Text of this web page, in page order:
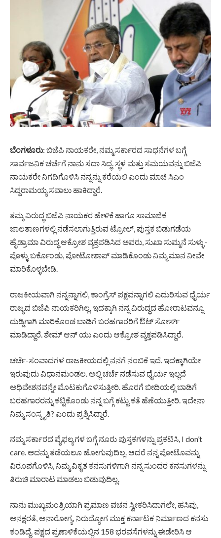
ಬೆಂಗಳೂರು: ಬಿಜೆಪಿ ನಾಯಕರೇ, ನಮ್ಮ ಸರ್ಕಾರದ ಸಾಧನೆಗಳ ಬಗ್ಗೆ
ಸಾರ್ವಜನಿಕ ಚರ್ಚೆಗೆ ನಾನು ಸದಾ ಸಿದ್ಧ. ಸ್ಥಳ ಮತ್ತು ಸಮಯವನ್ನು ಬಿಜೆಪಿ
ನಾಯಕರೇ ನಿಗದಿಗೊಳಿಸಿ ನನ್ನನ್ನು ಕರೆಯಲಿ ಎಂದು ಮಾಜಿ ಸಿಎಂ
ಸಿದ್ದರಾಮಯ್ಯ ಸವಾಲು ಹಾಕಿದ್ದಾರೆ.
ತಮ್ಮ ವಿರುದ್ಧ ಬಿಜೆಪಿ ನಾಯಕರ ಹೇಳಿಕೆ ಹಾಗೂ ಸಾಮಾಜಿಕ
ಜಾಲತಾಣಗಳಲ್ಲಿ ನಡೆಸಲಾಗುತ್ತಿರುವ ಟ್ರೋಲ್, ಪುಸ್ತಕ ಬಿಡುಗಡೆಯ
ಹೈಡ್ರಾಮಾ ವಿರುದ್ಧ ಆಕ್ರೋಶ ವ್ಯಕ್ತಪಡಿಸಿದ ಅವರು, ಸುಖಾ ಸುಮ್ಮನೆ ಸುಳ್ಳು-
ಪೊಳ್ಳು ಬರ್ಕೊಂಡು, ಪೋಟೋಶಾಪ್ ಮಾಡಿಕೊಂಡು ನಿಮ್ಮ ಮಾನ ನೀವೇ
ಮಾರಿಕೊಳ್ಳಬೇಡಿ.
ರಾಜಕೀಯವಾಗಿ ನನ್ನನ್ನಾಗಲಿ, ಕಾಂಗ್ರೆಸ್ ಪಕ್ಷವನ್ನಾಗಲಿ ಎದುರಿಸುವ ಧೈರ್ಯ
ರಾಜ್ಯದ ಬಿಜೆಪಿ ನಾಯಕರಿಗಿಲ್ಲ. ಇದಕ್ಕಾಗಿ ನನ್ನ ವಿರುದ್ಧದ ಹೋರಾಟವನ್ನೂ
ದುಡ್ಡಿಗಾಗಿ ಮಾರಿಕೊಂಡ ಬಾಡಿಗೆ ಬರಹಗಾರರಿಗೆ ಔಟ್ ಸೋರ್ಸ್
ಮಾಡಿದ್ದಾರೆ. ಶೇಮ್ ಆನ್ ಯು ಎಂದು ಆಕ್ರೋಶ ವ್ಯಕ್ತಪಡಿಸಿದ್ದಾರೆ.
ಚರ್ಚೆ-ಸಂವಾದಗಳ ರಾಜಕೀಯದಲ್ಲಿ ನನಗೆ ನಂಬಿಕೆ ಇದೆ. ಇದಕ್ಕಾಗಿಯೇ
ಇರುವುದು ವಿಧಾನಮಂಡಲ. ಅಲ್ಲಿ ಚರ್ಚೆ ನಡೆಸುವ ಧೈರ್ಯ ಇಲ್ಲದೆ
ಅಧಿವೇಶನವನ್ನೇ ಮೊಟಕುಗೊಳಿಸುತ್ತೀರಿ. ಹೊರಗೆ ಬೀದಿಯಲ್ಲಿ ಬಾಡಿಗೆ
ಬರಹಗಾರರನ್ನು ಕಟ್ಟಿಕೊಂಡು ನನ್ನ ಬಗ್ಗೆ ಕಟ್ಟು ಕತೆ ಹೆಣೆಯುತ್ತೀರಿ. ಇದೇನಾ
ನಿಮ್ಮ ಸಂಸ್ಕೃತಿ? ಎಂದು ಪ್ರಶ್ನಿಸಿದ್ದಾರೆ.
ನಮ್ಮ ಸರ್ಕಾರದ ವೈಫಲ್ಯಗಳ ಬಗ್ಗೆ ನೂರು ಪುಸ್ತಕಗಳನ್ನು ಪ್ರಕಟಿಸಿ, I don’t
care. ಅದನ್ನು ತಡೆಯಲೂ ಹೋಗುವುದಿಲ್ಲ. ಆದರೆ ನನ್ನ ಪೋಟೊವನ್ನು
ವಿರೂಪಗೊಳಿಸಿ, ನಿಮ್ಮ ವಿಕೃತ ಕನಸುಗಳಿಗಾಗಿ ನನ್ನ ಸುಂದರ ಕನಸುಗಳನ್ನು
ತಿರುಚಿ ಮಾರಾಟ ಮಾಡಲು ಬಿಡುವುದಿಲ್ಲ.
ನಾನು ಮುಖ್ಯಮಂತ್ರಿಯಾಗಿ ಪ್ರಮಾಣ ವಚನ ಸ್ವೀಕರಿಸಿದಾಗಲೇ, ಹಸಿವು,
ಅನಕ್ಷರತೆ, ಅನಾರೋಗ್ಯ, ನಿರುದ್ಯೋಗ ಮುಕ್ತ ಕರ್ನಾಟಕ ನಿರ್ಮಾಣದ ಕನಸು
ಕಂಡಿದ್ದೆ. ಪಕ್ಷದ ಪ್ರಣಾಳಿಕೆಯಲ್ಲಿನ 158 ಭರವಸೆಗಳನ್ನು ಈಡೇರಿಸಿ ಆ